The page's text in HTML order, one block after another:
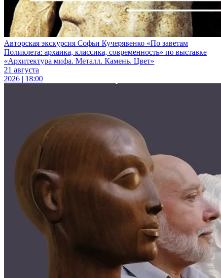
Авторская экскурсия Софьи Кучерявенко «По заветам
Поликлета: архаика, классика, современность» по выставке
«Архитектура мифа. Металл. Камень. Цвет»
21 августа
2026 | 18:00